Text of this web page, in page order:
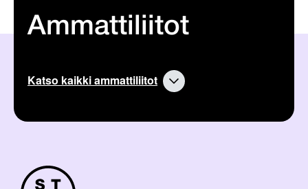
Ammattiliitot
Katso kaikki ammattiliitot